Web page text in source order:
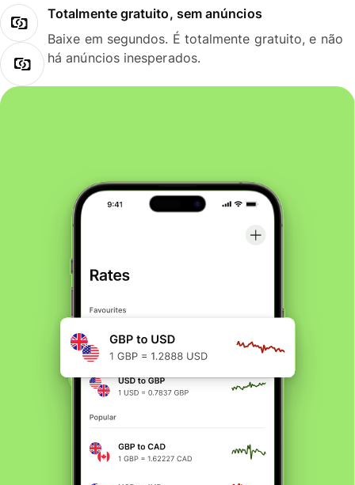
Totalmente gratuito, sem anúncios
Baixe em segundos. É totalmente gratuito, e não
há anúncios inesperados.